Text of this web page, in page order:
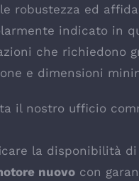
robustezza ed
indicato in
che richiedono
e dimensioni
il nostro ufficio
la disponibilità di
nuovocon